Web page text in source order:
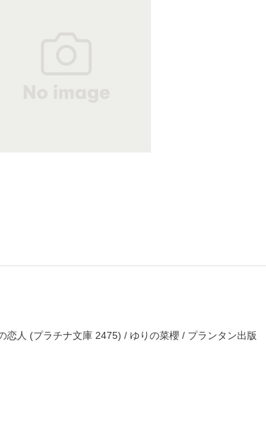
恋人 (プラチナ文庫 2475) / ゆりの菜櫻 / プランタン出版